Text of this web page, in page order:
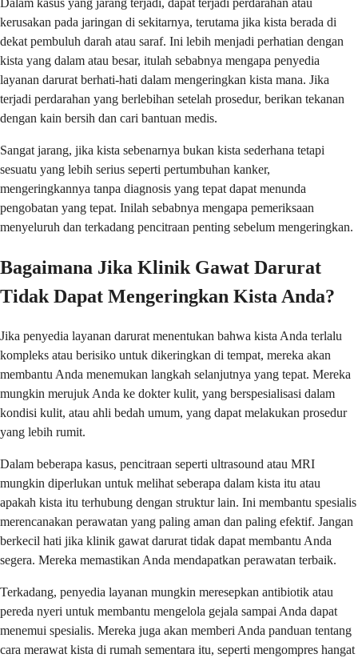
Dalam kasus yang jarang terjadi, dapat terjadi perdarahan atau
kerusakan pada jaringan di sekitarnya, terutama jika kista berada di
dekat pembuluh darah atau saraf. Ini lebih menjadi perhatian dengan
kista yang dalam atau besar, itulah sebabnya mengapa penyedia
layanan darurat berhati-hati dalam mengeringkan kista mana. Jika
terjadi perdarahan yang berlebihan setelah prosedur, berikan tekanan
dengan kain bersih dan cari bantuan medis.
Sangat jarang, jika kista sebenarnya bukan kista sederhana tetapi
sesuatu yang lebih serius seperti pertumbuhan kanker,
mengeringkannya tanpa diagnosis yang tepat dapat menunda
pengobatan yang tepat. Inilah sebabnya mengapa pemeriksaan
menyeluruh dan terkadang pencitraan penting sebelum mengeringkan.
Bagaimana Jika Klinik Gawat Darurat
Tidak Dapat Mengeringkan Kista Anda?
Jika penyedia layanan darurat menentukan bahwa kista Anda terlalu
kompleks atau berisiko untuk dikeringkan di tempat, mereka akan
membantu Anda menemukan langkah selanjutnya yang tepat. Mereka
mungkin merujuk Anda ke dokter kulit, yang berspesialisasi dalam
kondisi kulit, atau ahli bedah umum, yang dapat melakukan prosedur
yang lebih rumit.
Dalam beberapa kasus, pencitraan seperti ultrasound atau MRI
mungkin diperlukan untuk melihat seberapa dalam kista itu atau
apakah kista itu terhubung dengan struktur lain. Ini membantu spesialis
merencanakan perawatan yang paling aman dan paling efektif. Jangan
berkecil hati jika klinik gawat darurat tidak dapat membantu Anda
segera. Mereka memastikan Anda mendapatkan perawatan terbaik.
Terkadang, penyedia layanan mungkin meresepkan antibiotik atau
pereda nyeri untuk membantu mengelola gejala sampai Anda dapat
menemui spesialis. Mereka juga akan memberi Anda panduan tentang
cara merawat kista di rumah sementara itu, seperti mengompres hangat